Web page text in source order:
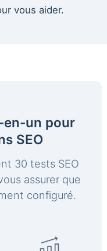
vous aider.
un pour
SEO
30 tests SEO
assurer que
configuré.